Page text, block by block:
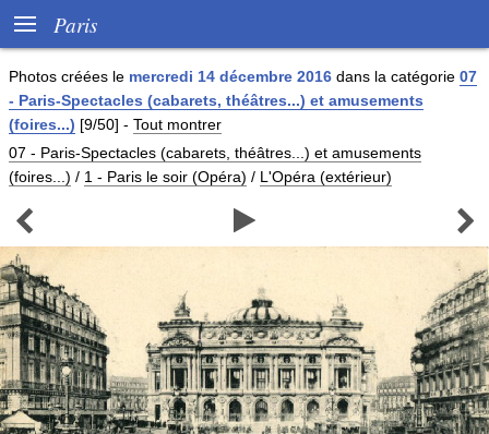
 Paris
Photos créées le mercredi 14 décembre 2016 dans la catégorie 07
- Paris-Spectacles (cabarets, théâtres...) et amusements
(foires...) [9/50] - Tout montrer
07 - Paris-Spectacles (cabarets, théâtres...) et amusements
(foires...) / 1 - Paris le soir (Opéra) / L'Opéra (extérieur)
  